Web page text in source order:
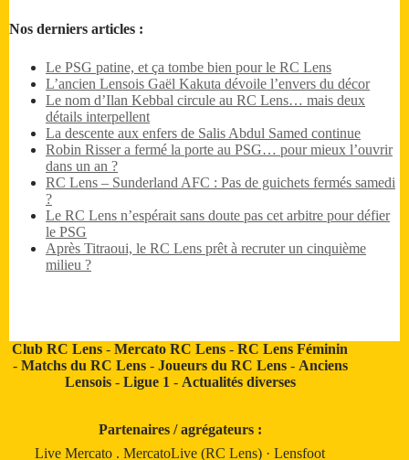
Nos derniers articles :
Le PSG patine, et ça tombe bien pour le RC Lens
L’ancien Lensois Gaël Kakuta dévoile l’envers du décor
Le nom d’Ilan Kebbal circule au RC Lens… mais deux
détails interpellent
La descente aux enfers de Salis Abdul Samed continue
Robin Risser a fermé la porte au PSG… pour mieux l’ouvrir
dans un an ?
RC Lens – Sunderland AFC : Pas de guichets fermés samedi
?
Le RC Lens n’espérait sans doute pas cet arbitre pour défier
le PSG
Après Titraoui, le RC Lens prêt à recruter un cinquième
milieu ?
Club RC Lens -Mercato RC Lens -RC Lens Féminin
- Matchs du RC Lens- Joueurs du RC Lens- Anciens
Lensois- Ligue 1 - Actualités diverses
Partenaires / agrégateurs :
Live Mercato .MercatoLive (RC Lens) ·Lensfoot